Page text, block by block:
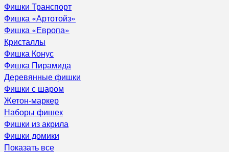
Фишки Транспорт
Фишка «Артотойз»
Фишка «Европа»
Кристаллы
Фишка Конус
Фишка Пирамида
Деревянные фишки
Фишки с шаром
Жетон-маркер
Наборы фишек
Фишки из акрила
Фишки домики
Показать все